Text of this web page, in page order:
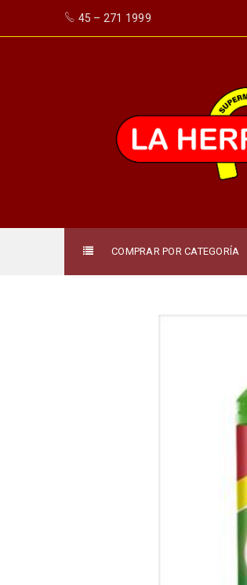
45 – 271 1999
COMPRAR POR CATEGORÍA